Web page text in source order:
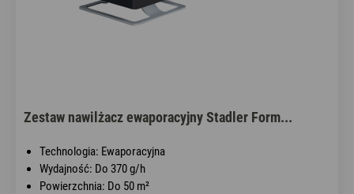
Zestaw nawilżacz ewaporacyjny Stadler Form...
Technologia: Ewaporacyjna
Wydajność: Do 370 g/h
Powierzchnia: Do 50 m²